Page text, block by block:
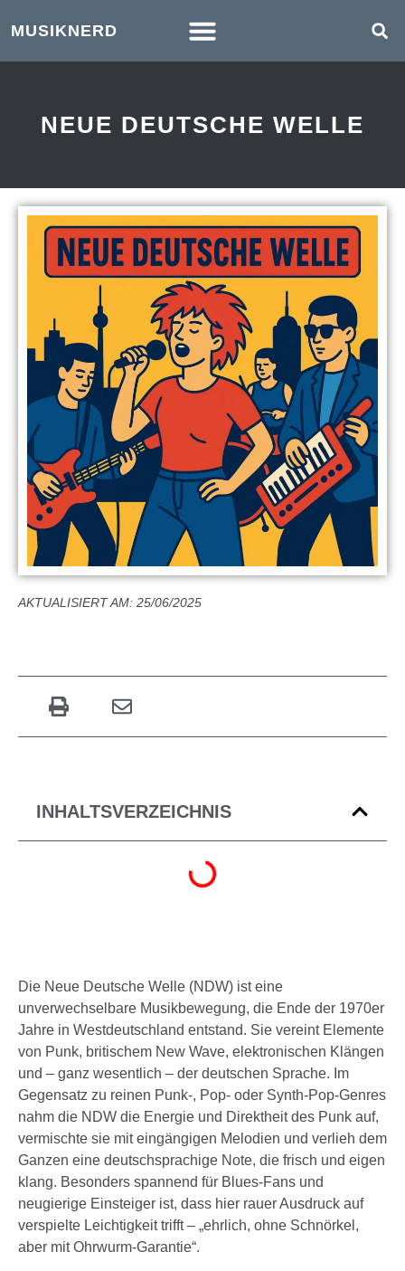
MUSIKNERD
NEUE DEUTSCHE WELLE
AKTUALISIERT AM: 25/06/2025
INHALTSVERZEICHNIS
Die Neue Deutsche Welle (NDW) ist eine
unverwechselbare Musikbewegung, die Ende der 1970er
Jahre in Westdeutschland entstand. Sie vereint Elemente
von Punk, britischem New Wave, elektronischen Klängen
und – ganz wesentlich – der deutschen Sprache. Im
Gegensatz zu reinen Punk-, Pop- oder Synth-Pop-Genres
nahm die NDW die Energie und Direktheit des Punk auf,
vermischte sie mit eingängigen Melodien und verlieh dem
Ganzen eine deutschsprachige Note, die frisch und eigen
klang. Besonders spannend für Blues-Fans und
neugierige Einsteiger ist, dass hier rauer Ausdruck auf
verspielte Leichtigkeit trifft – „ehrlich, ohne Schnörkel,
aber mit Ohrwurm-Garantie“.